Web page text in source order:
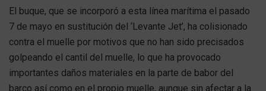
El buque, que se incorporó a esta línea marítima el pasado
7 de mayo en sustitución del ‘Levante Jet’, ha colisionado
contra el muelle por motivos que no han sido precisados
golpeando el cantil del muelle, lo que ha provocado
importantes daños materiales en la parte de babor del
barco así como en el propio muelle, aunque sin afectar a la